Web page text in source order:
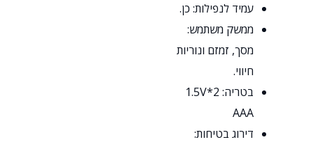
עמיד לנפילות: כן.
ממשק משתמש:
מסך, זמזם ונוריות
חיווי.
בטריה: 2*1.5V
AAA
דירוג בטיחות: